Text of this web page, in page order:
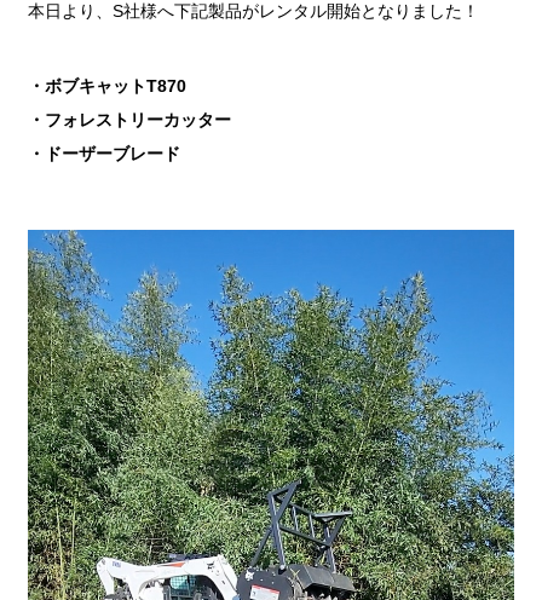
本日より、S社様へ下記製品がレンタル開始となりました！
・ボブキャットT870
・フォレストリーカッター
・ドーザーブレード